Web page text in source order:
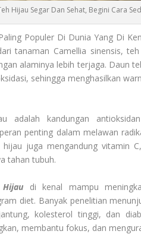
Hijau Segar Dan Sehat, Begini Cara
Populer Di Dunia Yang Di
tanaman Camellia sinensis,
alaminya lebih terjaga. Daun
sehingga menghasilkan
adalah kandungan
penting dalam melawan
juga mengandung vitamin
tahan tubuh.
di kenal mampu
diet. Banyak penelitian
kolesterol tinggi, dan
membantu fokus, dan